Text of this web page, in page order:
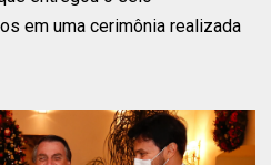
em uma cerimônia realizada